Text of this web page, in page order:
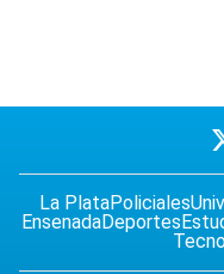
La PlataPoliciales
EnsenadaDeportes